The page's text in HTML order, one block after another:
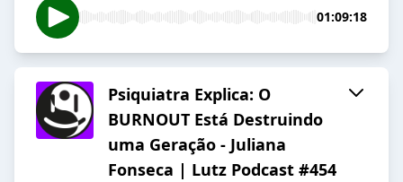
01:09:18
Psiquiatra Explica: O
BURNOUT Está Destruindo
uma Geração - Juliana
Fonseca | Lutz Podcast #454